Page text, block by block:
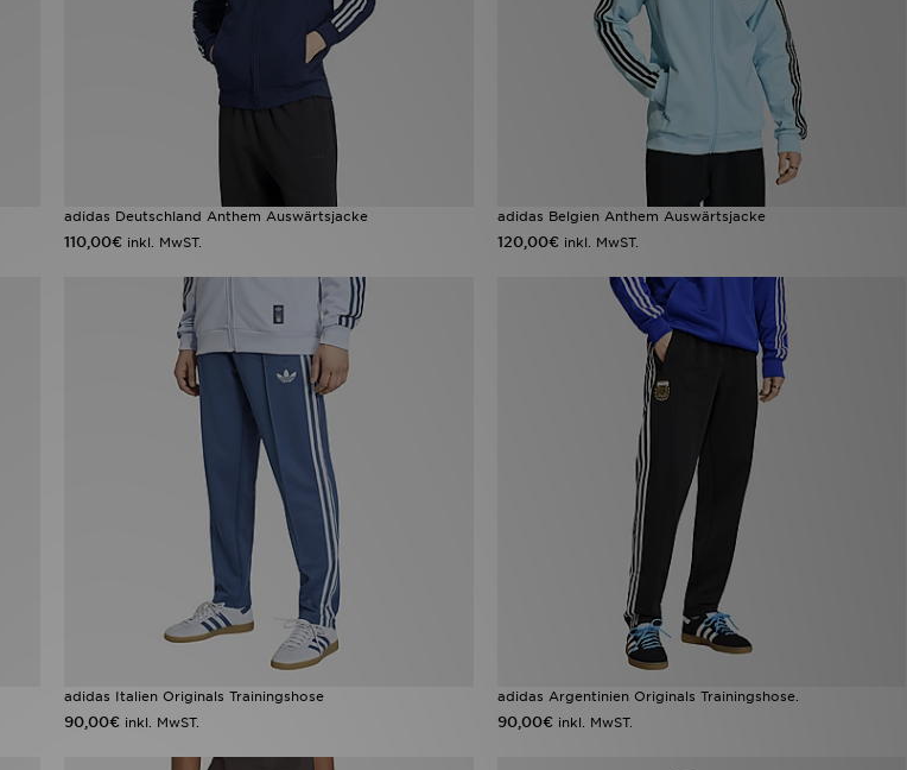
adidas Deutschland Anthem Auswärtsjacke
110,00€ inkl. MwST.
adidas Belgien Anthem Auswärtsjacke
120,00€ inkl. MwST.
adidas Italien Originals Trainingshose
90,00€ inkl. MwST.
adidas Argentinien Originals Trainingshose.
90,00€ inkl. MwST.